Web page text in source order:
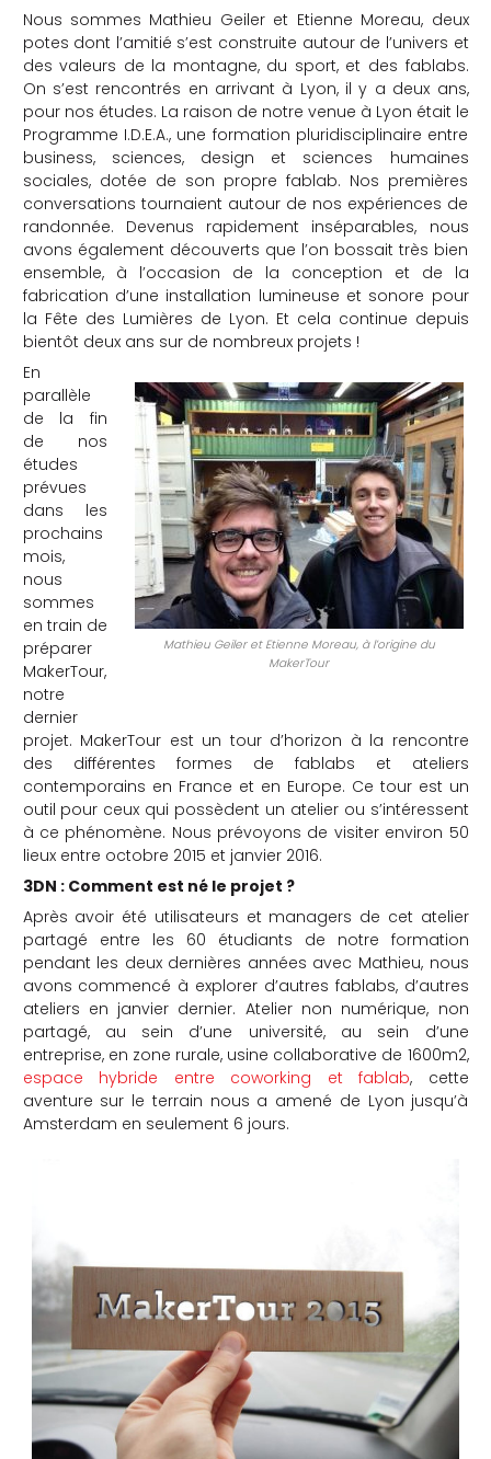
Nous sommes Mathieu Geiler et Etienne Moreau, deux
potes dont l’amitié s’est construite autour de l’univers et
des valeurs de la montagne, du sport, et des fablabs.
On s’est rencontrés en arrivant à Lyon, il y a deux ans,
pour nos études. La raison de notre venue à Lyon était le
Programme I.D.E.A., une formation pluridisciplinaire entre
business, sciences, design et sciences humaines
sociales, dotée de son propre fablab. Nos premières
conversations tournaient autour de nos expériences de
randonnée. Devenus rapidement inséparables, nous
avons également découverts que l’on bossait très bien
ensemble, à l’occasion de la conception et de la
fabrication d’une installation lumineuse et sonore pour
la Fête des Lumières de Lyon. Et cela continue depuis
bientôt deux ans sur de nombreux projets !
Mathieu Geiler et Etienne Moreau, à l’origine du
MakerTour
En
parallèle
de la fin
de nos
études
prévues
dans les
prochains
mois,
nous
sommes
en train de
préparer
MakerTour,
notre
dernier
projet. MakerTour est un tour d’horizon à la rencontre
des différentes formes de fablabs et ateliers
contemporains en France et en Europe. Ce tour est un
outil pour ceux qui possèdent un atelier ou s’intéressent
à ce phénomène. Nous prévoyons de visiter environ 50
lieux entre octobre 2015 et janvier 2016.
3DN : Comment est né le projet ?
Après avoir été utilisateurs et managers de cet atelier
partagé entre les 60 étudiants de notre formation
pendant les deux dernières années avec Mathieu, nous
avons commencé à explorer d’autres fablabs, d’autres
ateliers en janvier dernier. Atelier non numérique, non
partagé, au sein d’une université, au sein d’une
entreprise, en zone rurale, usine collaborative de 1600m2,
espace hybride entre coworking et fablab, cette
aventure sur le terrain nous a amené de Lyon jusqu’à
Amsterdam en seulement 6 jours.